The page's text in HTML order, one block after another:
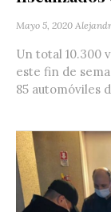
Mayo 5, 2020
Un total 10.300
este fin de
85 automóviles